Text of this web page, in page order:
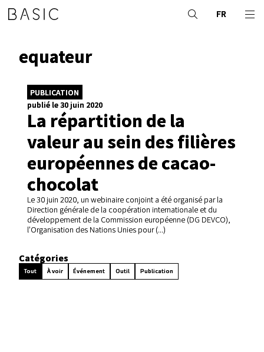
FR
equateur
PUBLICATION
publié le 30 juin 2020
La répartition de la
valeur au sein des filières
européennes de cacao-
chocolat
Le 30 juin 2020, un webinaire conjoint a été organisé par la
Direction générale de la coopération internationale et du
développement de la Commission européenne (DG DEVCO),
l’Organisation des Nations Unies pour (...)
Catégories
Tout À voir Événement Outil Publication